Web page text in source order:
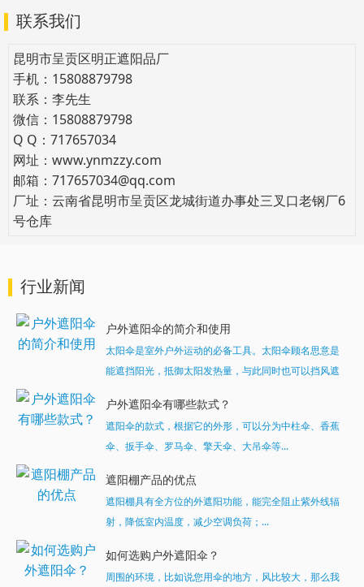
联系我们
昆明市呈贡区明正遮阳品厂
手机：15808879798
联系：李先生
微信：15808879798
Q Q：717657034
网址：www.ynmzzy.com
邮箱：717657034@qq.com
厂址：云南省昆明市呈贡区龙城街道办事处三叉口老钢厂6
号仓库
行业新闻
户外遮阳伞的简介和使用
太阳伞是室外户外运动的必备工具。太阳伞顾名思意是
能遮挡阳光，抵御太阳发热量，与此同时也可以挡风遮
户外遮阳伞有哪些款式？
遮阳伞的款式，根据它的外形，可以分为中柱伞、香蕉
伞、扳手伞、罗马伞、擎天伞、大吊伞等...
遮阳棚产品的优点
遮阳棚具有全方位的外遮阳功能，能完全阻止紫外线辐
射，降低室内温度，减少空调负荷；...
如何选购户外遮阳伞？
周围的环境，比如说您用伞的地方，风比较大，那么我